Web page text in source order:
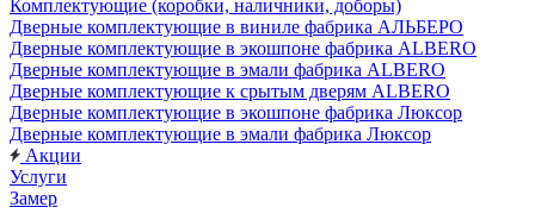
Комплектующие (коробки, наличники, доборы)
Дверные комплектующие в виниле фабрика АЛЬБЕРО
Дверные комплектующие в экошпоне фабрика ALBERO
Дверные комплектующие в эмали фабрика ALBERO
Дверные комплектующие к срытым дверям ALBERO
Дверные комплектующие в экошпоне фабрика Люксор
Дверные комплектующие в эмали фабрика Люксор
Акции
Услуги
Замер